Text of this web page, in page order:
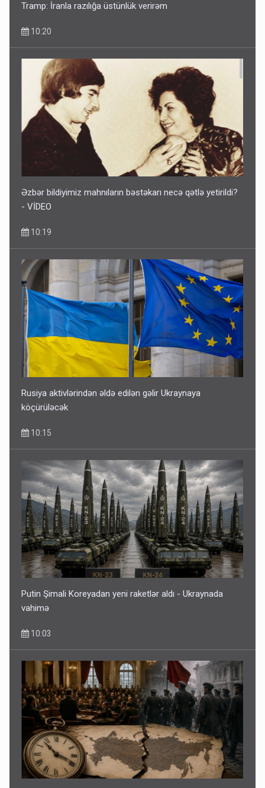
Tramp: İranla razılığa üstünlük verirəm
10:20
Əzbər bildiyimiz mahnıların bəstəkarı necə qətlə yetirildi?
- VİDEO
10:19
Rusiya aktivlərindən əldə edilən gəlir Ukraynaya
köçürüləcək
10:15
Putin Şimali Koreyadan yeni raketlər aldı - Ukraynada
vahimə
10:03